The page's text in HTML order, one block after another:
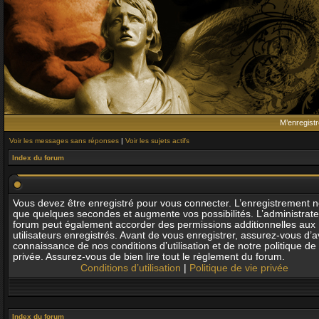
Voir les messages sans réponses | Voir les sujets actifs
Index du forum
Vous devez être enregistré pour vous connecter. L’enregistrement
que quelques secondes et augmente vos possibilités.
forum peut également accorder des permissions additionnelles aux
utilisateurs enregistrés. Avant de vous enregistrer, assurez-vous
connaissance de nos conditions d’utilisation et de notre politique de
privée. Assurez-vous de bien lire tout le règlement du forum.
Conditions d’utilisation
Politique de vie privée
Index du forum